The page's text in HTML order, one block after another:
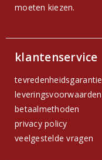
moeten kiezen.
klantenservice
tevredenheidsgarantie
leveringsvoorwaarden
betaalmethoden
privacy policy
veelgestelde vragen